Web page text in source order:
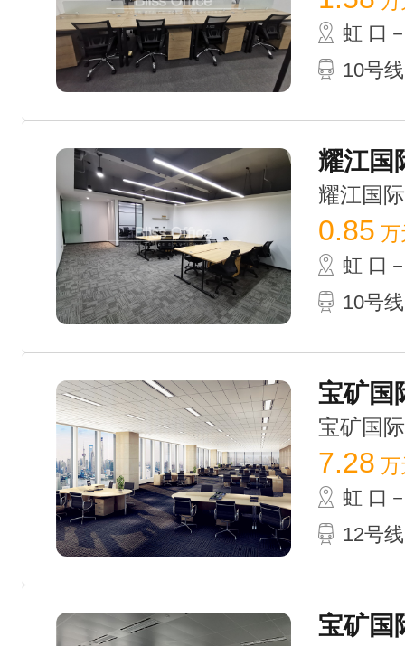
虹 口
10号
耀江国
耀江国
0.85 万
虹 口
10号
宝矿国
宝矿国
7.28 万
虹 口
12号
宝矿国